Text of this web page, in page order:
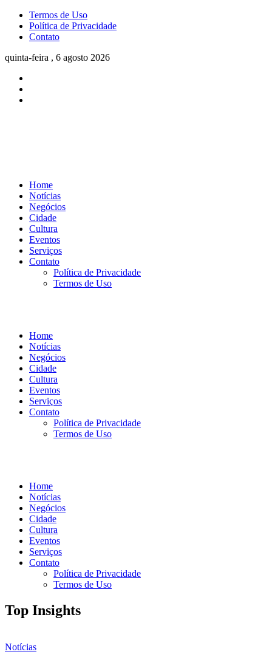
Termos de Uso
Política de Privacidade
Contato
quinta-feira , 6 agosto 2026
Home
Notícias
Negócios
Cidade
Cultura
Eventos
Serviços
Contato
Política de Privacidade
Termos de Uso
Home
Notícias
Negócios
Cidade
Cultura
Eventos
Serviços
Contato
Política de Privacidade
Termos de Uso
Home
Notícias
Negócios
Cidade
Cultura
Eventos
Serviços
Contato
Política de Privacidade
Termos de Uso
Top Insights
Notícias